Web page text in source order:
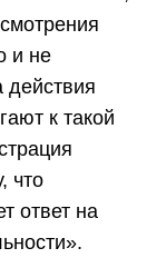
и не
к такой
что
ответ на